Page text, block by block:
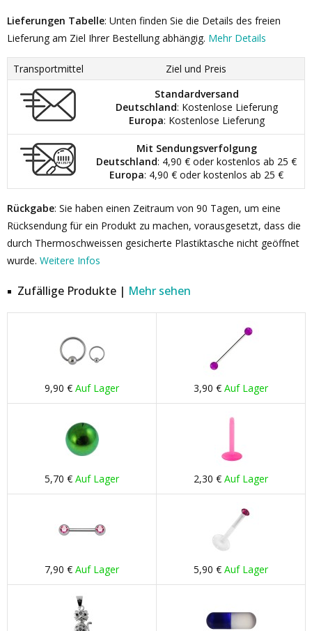
Lieferungen Tabelle: Unten finden Sie die Details des freien
Lieferung am Ziel Ihrer Bestellung abhängig. Mehr Details
Transportmittel
Ziel und Preis
Standardversand
Deutschland: Kostenlose Lieferung
Europa: Kostenlose Lieferung
Mit Sendungsverfolgung
Deutschland: 4,90 € oder kostenlos ab 25 €
Europa: 4,90 € oder kostenlos ab 25 €
Rückgabe: Sie haben einen Zeitraum von 90 Tagen, um eine
Rücksendung für ein Produkt zu machen, vorausgesetzt, dass die
durch Thermoschweissen gesicherte Plastiktasche nicht geöffnet
wurde. Weitere Infos
Zufällige Produkte | Mehr sehen
9,90 € Auf Lager 3,90 € Auf Lager
5,70 € Auf Lager 2,30 € Auf Lager
7,90 € Auf Lager 5,90 € Auf Lager